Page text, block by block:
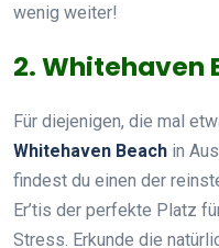
wenig weiter!
2. Whitehaven
Für diejenigen, die mal
Whitehaven Beach in
findest du einen der
Er’tis der perfekte Platz
Stress. Erkunde die